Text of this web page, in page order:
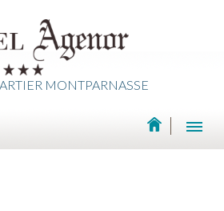
MONTPARNASSE